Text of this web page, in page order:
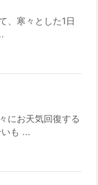
、寒々とした1日
にお天気回復する
も ...